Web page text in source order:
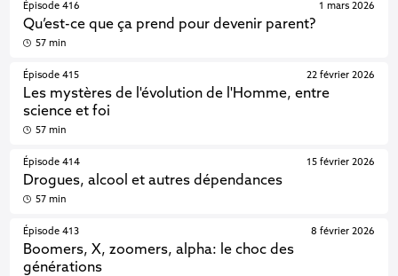
Épisode 416
Qu’est-ce que ça prend pour devenir parent?
1 mars 2026
57 min
Épisode 415
Les mystères de l'évolution de l'Homme, entre
science et foi
22 février 2026
57 min
Épisode 414
Drogues, alcool et autres dépendances
15 février 2026
57 min
Épisode 413
Boomers, X, zoomers, alpha: le choc des
générations
8 février 2026